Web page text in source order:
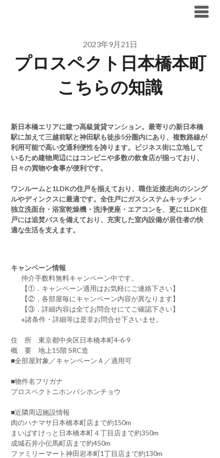
2023年9月21日
プロスペクト日本橋本町
こちらの知識
新日本橋エリアに建つ高級賃貸マンション。最寄りの新日本橋
駅に加えて三越前駅と神田駅も徒歩5分圏内にあり、複数路線が
利用可能で高い交通利便性を誇ります。ビジネス街に立地して
いるため建物周辺にはコンビニや多数の飲食店が揃っており、
日々の買物や食事が便利です。
ワンルームと1LDKの住戸を揃えており、職住近接志向のシング
ルやディンクスに最適です。全住戸にガスシステムキッチン・
独立洗面台・浴室乾燥機・洗浄便座・エアコンを、更に1LDK住
戸には追焚バスを備えており、充実した室内設備が居住者の快
適な生活を支えます。
キャンペーン情報
仲介手数料無料キャンペーン中です。
【①．キャンペーン適用はお気軽にご連絡下さい】
【②．各部屋毎にキャンペーン内容が異なります】
【③．詳細内容は全てお問合せにてご確認下さい】
※諸条件・詳細等は是非お問合せ下さいませ。
住 所 東京都中央区日本橋本町4-6-9
概 要 地上15階 SRC造
■全部屋対象／キャンペーンＡ／適用可
■物件名フリガナ
プロスペクトニホンバシホンチョウ
■近隣周辺施設情報
肉のハナマサ日本橋本町店まで約150m
まいばすけっと日本橋本町４丁目店まで約350m
成城石井小伝馬町店まで約450m
ファミリーマート神田岩本町1丁目店まで約130m